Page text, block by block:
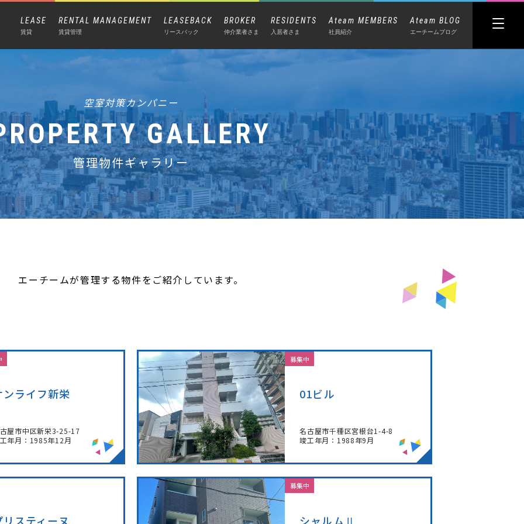
LEASE
賃貸
RENTAL MANAGEMENT
賃貸管理
LEASEBACK
リースバック
BROKER
仲介業者さま
RESIDENTS
入居者さま
Ateam MEMBERS
社員紹介
Ateam BLOG
エーチームブログ
空室対策カンパニー
GALLERY
管理物件ギャラリー
エーチームが管理する物件を ご紹介しています。
ンライフ新栄
屋市中区新栄3-25-17
年月：1985年12月
募集中
01ビル
名古屋市千種区宮根台1-4-8
竣工年月：1988年9月
リスティーヌ
募集中
シャルムⅡ